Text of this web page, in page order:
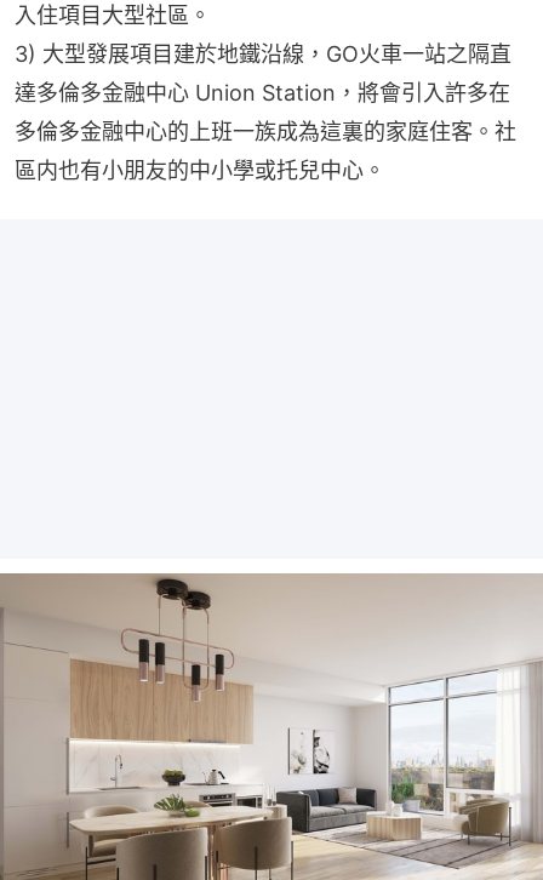
入住項目大型社區。
3) 大型發展項目建於地鐵沿線，GO火車一站之隔直
達多倫多金融中心 Union Station，將會引入許多在
多倫多金融中心的上班一族成為這裏的家庭住客。社
區内也有小朋友的中小學或托兒中心。